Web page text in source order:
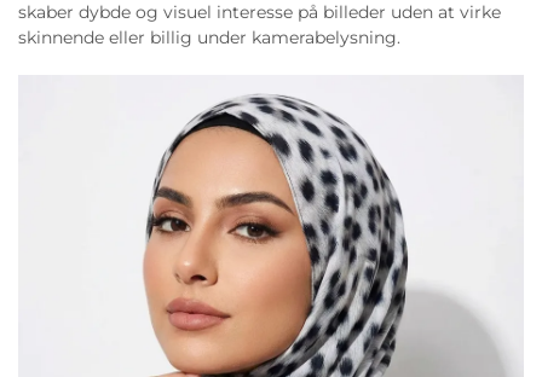
skaber dybde og visuel interesse på billeder uden at virke
skinnende eller billig under kamerabelysning.